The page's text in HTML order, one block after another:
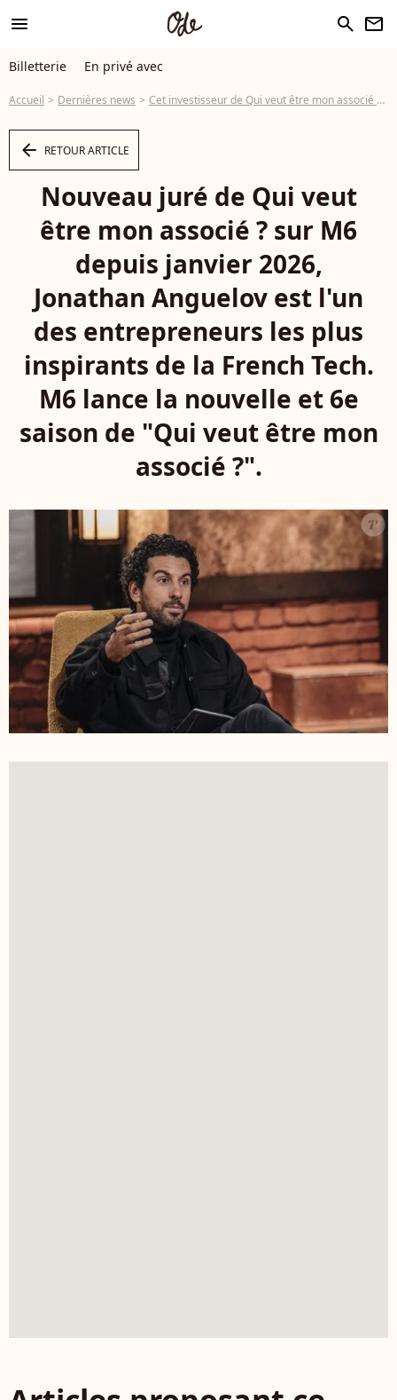
menu search newsletter
Billetterie En privé avec
Accueil Dernières news Cet investisseur de Qui veut être mon associé ? dévoile l'intérieur de son nouvel appartement luxueux avec vue sur la Tour Eiffel
arrow_left RETOUR ARTICLE
Nouveau juré de Qui veut
être mon associé ? sur M6
depuis janvier 2026,
Jonathan Anguelov est l'un
des entrepreneurs les plus
inspirants de la French Tech.
M6 lance la nouvelle et 6e
saison de "Qui veut être mon
associé ?".